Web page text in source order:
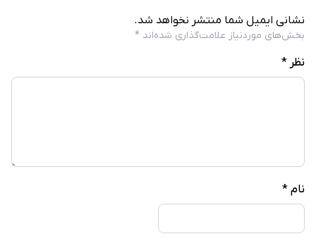
نشانی ایمیل شما منتشر نخواهد شد.
بخش‌های موردنیاز علامت‌گذاری شده‌اند *
نظر *
نام *